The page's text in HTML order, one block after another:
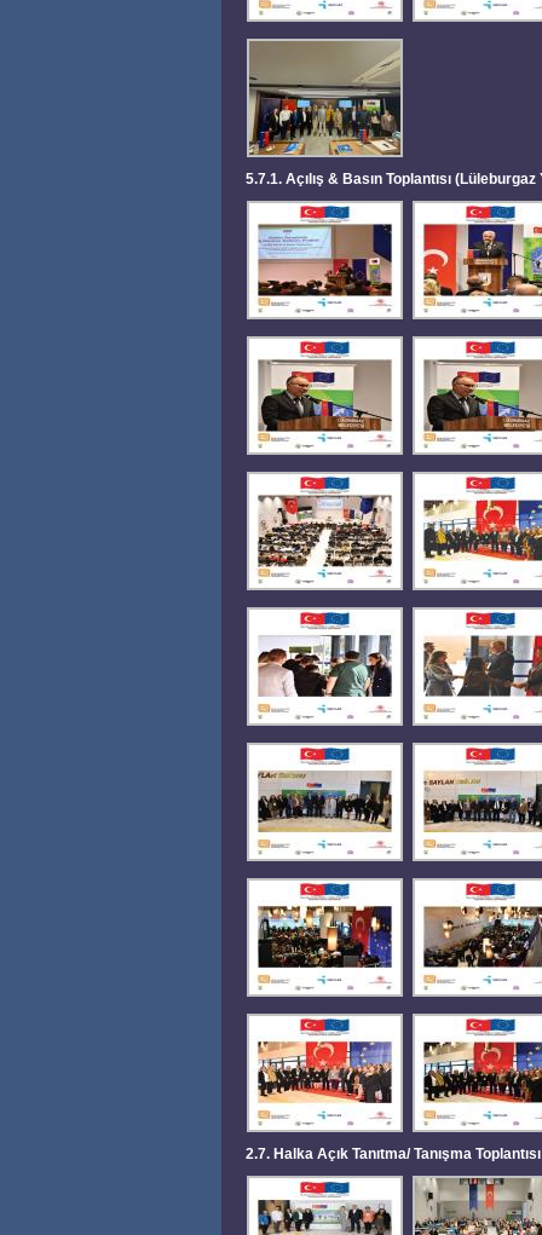
5.7.1. Açılış & Basın Toplantısı
2.7. Halka Açık Tanıtma/ Tanışma